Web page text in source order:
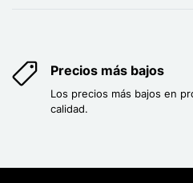
Precios más bajos
Los precios más bajos en
calidad.